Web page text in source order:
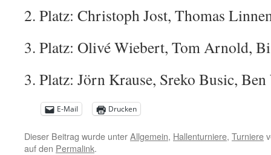
2. Platz: Christoph Jost, Thomas
3. Platz: Olivé Wiebert, Tom Arnold,
3. Platz: Jörn Krause, Sreko Busic,
E-Mail Drucken
Dieser Beitrag wurde unterAllgemein, Hallenturniere, Turniere
auf den Permalink.